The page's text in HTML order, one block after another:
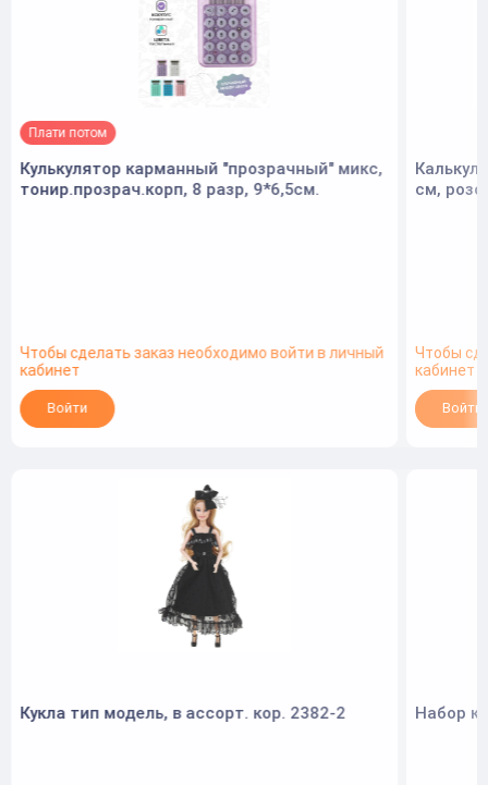
Плати потом
Кулькулятор карманный "прозрачный" микс,
тонир.прозрач.корп, 8 разр, 9*6,5см.
Чтобы сделать заказ необходимо войти в личный
кабинет
Войти
см,
Чтобы
кабинет
Войти
Кукла тип модель, в ассорт. кор. 2382-2 Набор